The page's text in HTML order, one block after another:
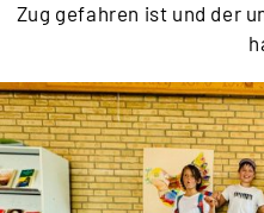
Zug gefahren ist und der